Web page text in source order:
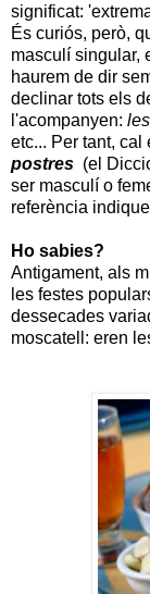
significat:
És curiós, però,
masculí singular,
haurem de dir
declinar tots els
l'acompanyen:
etc... Per tant, cal
postres (el
ser masculí o
referència
Ho sabies?
Antigament, als
les festes
dessecades
moscatell: eren